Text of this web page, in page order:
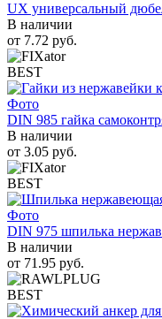
UX универсальный
В наличии
от 7.72 руб.
BEST
DIN 985 гайка
В наличии
от 3.05 руб.
BEST
DIN 975 шпилька
В наличии
от 71.95 руб.
BEST